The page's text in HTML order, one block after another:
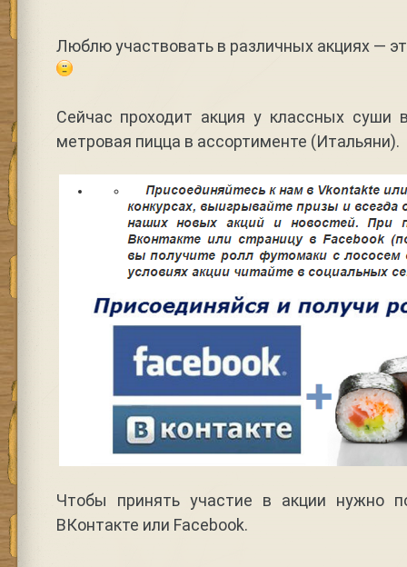
Люблю участвовать в различных акциях —
Сейчас проходит акция у классных суши
метровая пицца в ассортименте (Итальяни).
Чтобы принять участие в акции нужно
ВКонтакте или Facebook.